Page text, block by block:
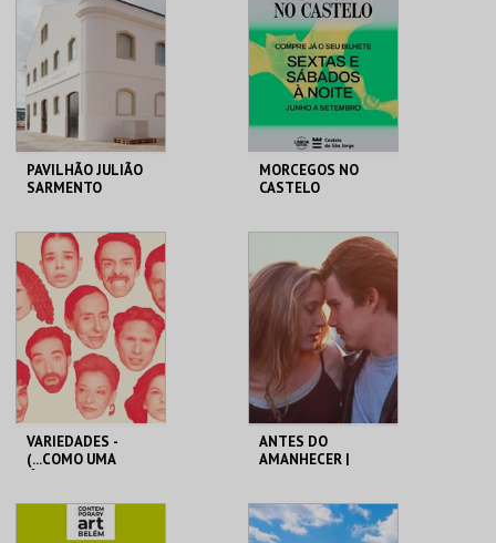
MAIS INFO
COMPRAR
MAIS INFO
COMPRAR
PAVILHÃO JULIÃO
SARMENTO
PAVILHÃO JULIÃO
SARMENTO
MAIS INFO
COMPRAR
MORCEGOS NO
CASTELO
CASTELO DE SÃO
JORGE
MAIS INFO
COMPRAR
VARIEDADES -
(...COMO UMA
SATÍRICA.)
TEATRO
VARIEDADES
ANTES DO
AMANHECER |
CAPITÓLIO.